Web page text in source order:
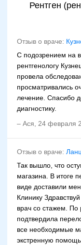
Рентген
Отзыв о враче:
С подозрением на
рентгенологу
провела
просматривались
лечение. Спасибо
диагностику.
– Ася, 24 февраля
Отзыв о враче:
Так вышло, что
магазина. В итоге
виде доставили
Клинику
врач со стажем. По
подтвердила
все необходимые
экстренную